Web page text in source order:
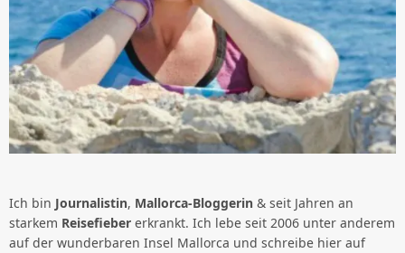
Ich bin Journalistin, Mallorca-Bloggerin & seit Jahren an
starkem Reisefieber erkrankt. Ich lebe seit 2006 unter anderem
auf der wunderbaren Insel Mallorca und schreibe hier auf